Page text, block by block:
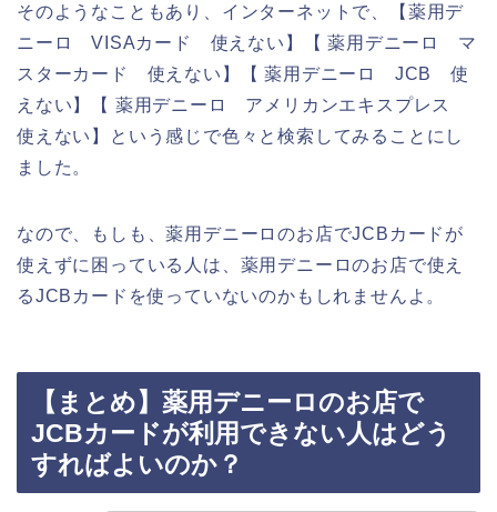
そのようなこともあり、インターネットで、【薬用デ
ニーロ VISAカード 使えない】【 薬用デニーロ マ
スターカード 使えない】【 薬用デニーロ JCB 使
えない】【 薬用デニーロ アメリカンエキスプレス
使えない】という感じで色々と検索してみることにし
ました。
なので、もしも、薬用デニーロのお店でJCBカードが
使えずに困っている人は、薬用デニーロのお店で使え
るJCBカードを使っていないのかもしれませんよ。
【まとめ】薬用デニーロのお店で
JCBカードが利用できない人はどう
すればよいのか？